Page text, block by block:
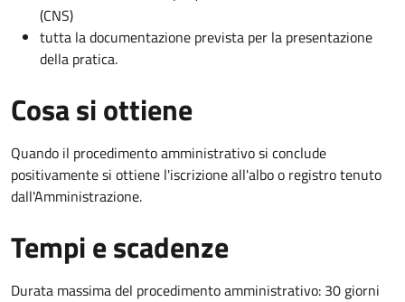
(CNS)
tutta la documentazione prevista per la presentazione
della pratica.
Cosa si ottiene
Quando il procedimento amministrativo si conclude
positivamente si ottiene l'iscrizione all'albo o registro tenuto
dall'Amministrazione.
Tempi e scadenze
Durata massima del procedimento amministrativo: 30 giorni